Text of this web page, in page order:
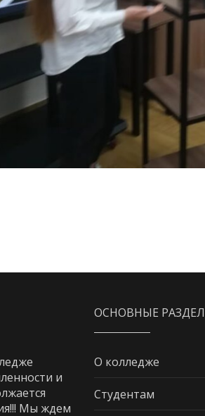
и
Мы ждем
ОСНОВНЫЕ
О колледже
Студентам